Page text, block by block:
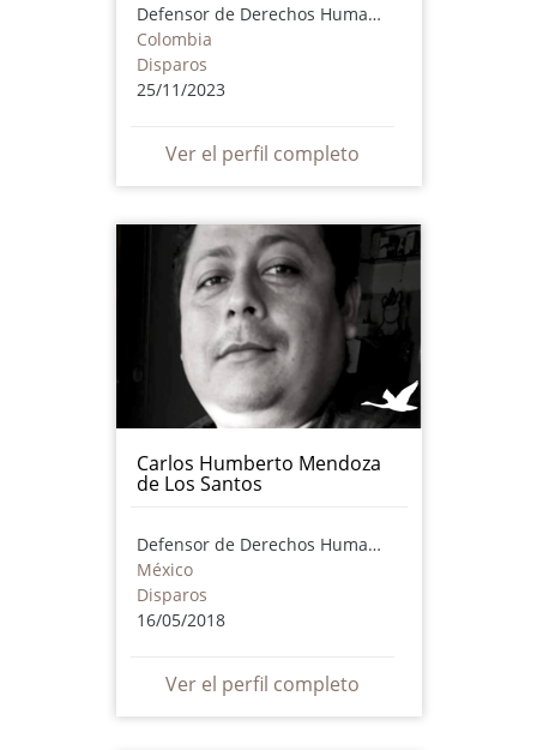
Defensor de Derechos Humanos
Colombia
Disparos
25/11/2023
Ver el perfil completo
Carlos Humberto Mendoza
de Los Santos
Defensor de Derechos Humanos
México
Disparos
16/05/2018
Ver el perfil completo